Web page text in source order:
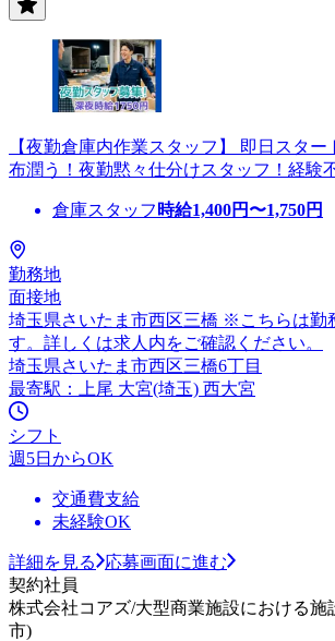
【夜勤倉庫内作業スタッフ】 即日スタ
布潤う！夜勤黙々仕分けスタッフ！経験
倉庫スタッフ 時給1,400円〜1,750円
勤務地
面接地
埼玉県さいたま市西区三橋 ※こちらは勤
す。詳しくは求人内をご確認ください。
埼玉県さいたま市西区三橋6丁目
最寄駅：上尾 大宮(埼玉) 西大宮
シフト
週5日からOK
交通費支給
未経験OK
詳細を見る
応募画面に進む
契約社員
株式会社コアズ/大型商業施設における施
市)